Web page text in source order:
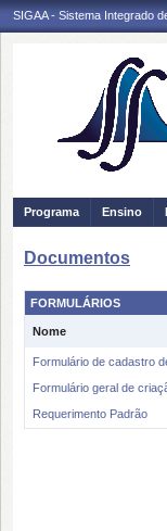
SIGAA - Sistema Integrado
Programa Ensino
Documentos
FORMULÁRIOS
Nome
Formulário de cadastro
Formulário geral de
Requerimento Padrão